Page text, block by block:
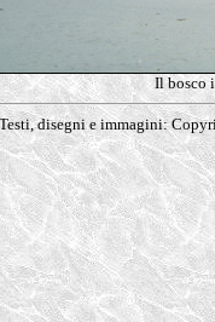
Il bosco
Testi, disegni e immagini: